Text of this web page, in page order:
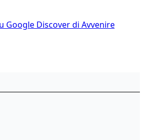
Google Discover di Avvenire